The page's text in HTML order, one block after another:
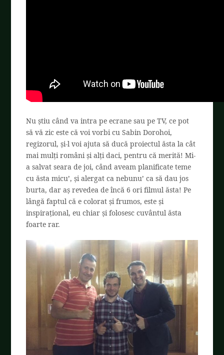
Nu știu când va intra pe ecrane sau pe TV, ce pot
să vă zic este că voi vorbi cu Sabin Dorohoi,
regizorul, și-l voi ajuta să ducă proiectul ăsta la cât
mai mulți români și alți daci, pentru că merită! Mi-
a salvat seara de joi, când aveam planificate teme
cu ăsta micu’, și alergat ca nebunu’ ca să dau jos
burta, dar aș revedea de încă 6 ori filmul ăsta! Pe
lângă faptul că e colorat și frumos, este și
inspirațional, eu chiar și folosesc cuvântul ăsta
foarte rar.